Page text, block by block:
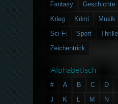
Fantasy
Geschichte
Krieg
Krimi Musik
Sci-Fi
Sport
Zeichentrick
Alphabetisch
# A B C D
J
K L M N